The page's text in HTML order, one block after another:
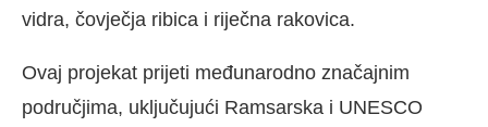
vidra, čovječja ribica i riječna rakovica.
Ovaj projekat prijeti međunarodno značajnim
područjima, uključujući Ramsarska i UNESCO